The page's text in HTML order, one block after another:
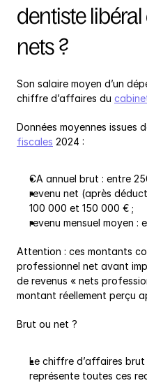
dentiste
nets ?
Son salaire moyen d’un
chiffre d’affaires du
Données moyennes issues
fiscales 2024 :
CA annuel brut : entre
revenu net (après
100 000 et 150 000 € ;
revenu mensuel moyen :
Attention : ces montants
professionnel net avant
de revenus « nets
montant réellement perçu
Brut ou net ?
Le chiffre d’affaires
représente toutes ces